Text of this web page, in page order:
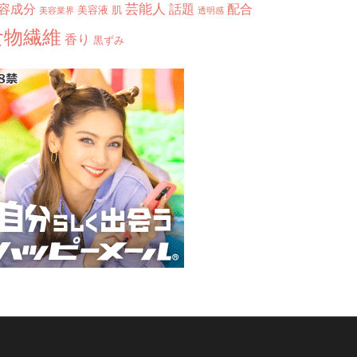
成分 美容業界 美容液 肌 芸能人 話題 透明感 配合
繊維 香り 黒ずみ